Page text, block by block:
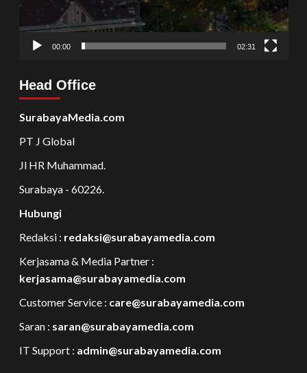
00:00 02:31
Head Office
SurabayaMedia.com
PT J Global
Jl HR Muhammad.
Surabaya - 60226.
Hubungi
Redaksi : redaksi@surabayamedia.com
Kerjasama & Media Partner :
kerjasama@surabayamedia.com
Customer Service : care@surabayamedia.com
Saran : saran@surabayamedia.com
IT Support : admin@surabayamedia.com